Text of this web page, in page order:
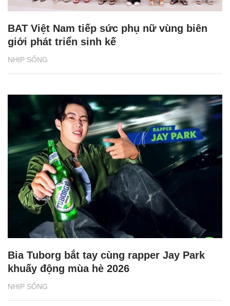
NHỊP SỐNG
BAT Việt Nam tiếp sức phụ nữ vùng biên
giới phát triển sinh kế
NHỊP SỐNG
Bia Tuborg bắt tay cùng rapper Jay Park
khuấy động mùa hè 2026